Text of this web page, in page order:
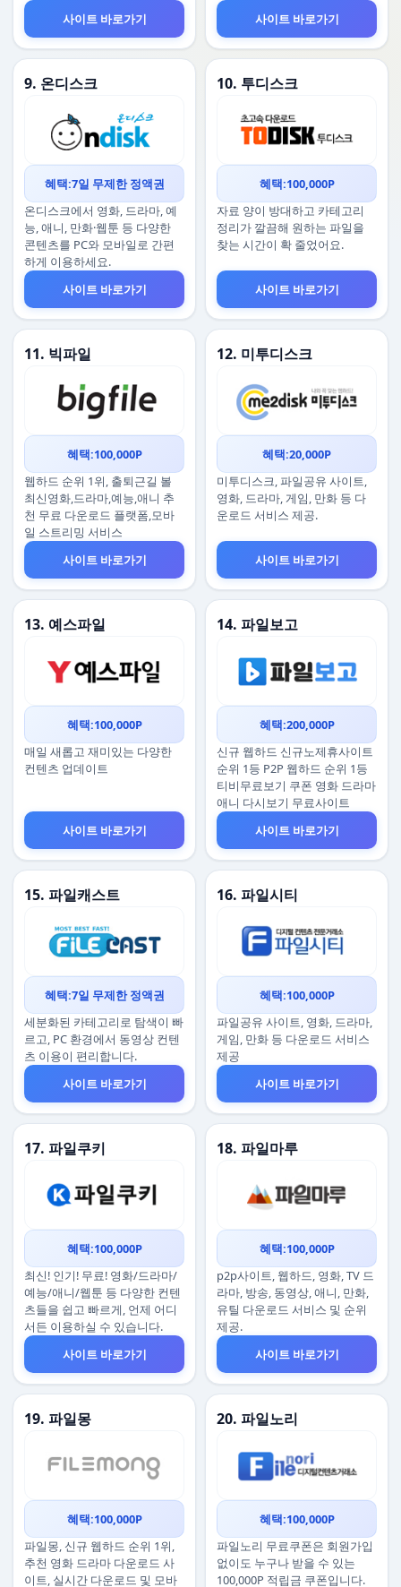
사이트 바로가기
사이트 바로가기
9. 온디스크
혜택:7일 무제한 정액권
온디스크에서 영화, 드라마, 예
능, 애니, 만화·웹툰 등 다양한
콘텐츠를 PC와 모바일로 간편
하게 이용하세요.
사이트 바로가기
10. 투디스크
혜택:100,000P
자료 양이 방대하고 카테고리
정리가 깔끔해 원하는 파일을
찾는 시간이 확 줄었어요.
사이트 바로가기
11. 빅파일
혜택:100,000P
웹하드 순위 1위, 출퇴근길 볼
최신영화,드라마,예능,애니 추
천 무료 다운로드 플랫폼,모바
일 스트리밍 서비스
사이트 바로가기
12. 미투디스크
혜택:20,000P
미투디스크, 파일공유 사이트,
영화, 드라마, 게임, 만화 등 다
운로드 서비스 제공.
사이트 바로가기
13. 예스파일
혜택:100,000P
매일 새롭고 재미있는 다양한
컨텐츠 업데이트
사이트 바로가기
14. 파일보고
혜택:200,000P
신규 웹하드 신규노제휴사이트
순위 1등 P2P 웹하드 순위 1등
티비무료보기 쿠폰 영화 드라마
애니 다시보기 무료사이트
사이트 바로가기
15. 파일캐스트
혜택:7일 무제한 정액권
세분화된 카테고리로 탐색이 빠
르고, PC 환경에서 동영상 컨텐
츠 이용이 편리합니다.
사이트 바로가기
16. 파일시티
혜택:100,000P
파일공유 사이트, 영화, 드라마,
게임, 만화 등 다운로드 서비스
제공
사이트 바로가기
17. 파일쿠키
혜택:100,000P
최신! 인기! 무료! 영화/드라마/
예능/애니/웹툰 등 다양한 컨텐
츠들을 쉽고 빠르게, 언제 어디
서든 이용하실 수 있습니다.
사이트 바로가기
18. 파일마루
혜택:100,000P
p2p사이트, 웹하드, 영화, TV 드
라마, 방송, 동영상, 애니, 만화,
유틸 다운로드 서비스 및 순위
제공.
사이트 바로가기
19. 파일몽
혜택:100,000P
파일몽, 신규 웹하드 순위 1위,
추천 영화 드라마 다운로드 사
이트, 실시간 다운로드 및 모바
20. 파일노리
혜택:100,000P
파일노리 무료쿠폰은 회원가입
없이도 누구나 받을 수 있는
100,000P 적립금 쿠폰입니다.